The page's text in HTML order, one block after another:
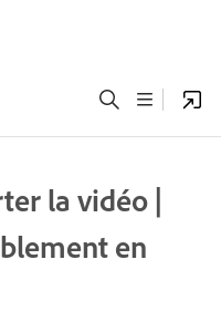
la vidéo |
en